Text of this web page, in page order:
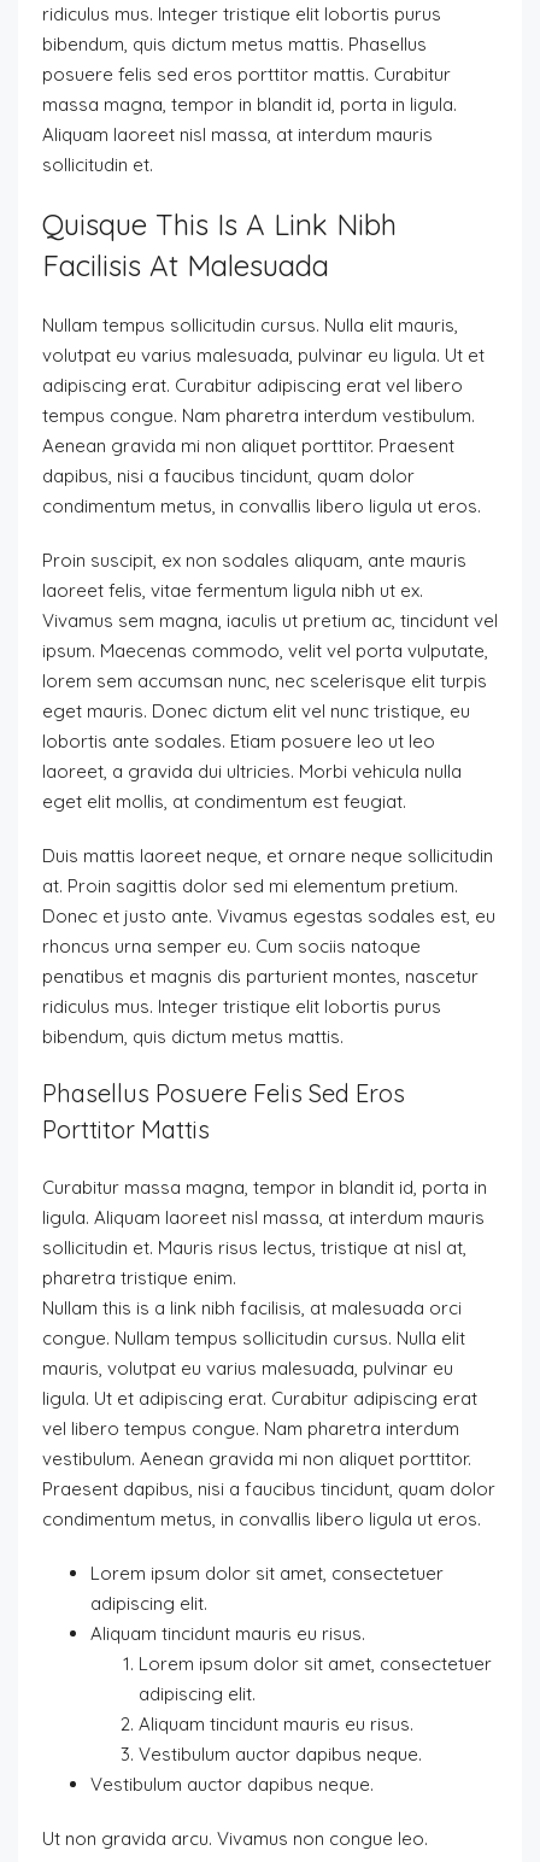
ridiculus mus. Integer tristique elit lobortis purus
bibendum, quis dictum metus mattis. Phasellus
posuere felis sed eros porttitor mattis. Curabitur
massa magna, tempor in blandit id, porta in ligula.
Aliquam laoreet nisl massa, at interdum mauris
sollicitudin et.
Quisque This Is A Link Nibh
Facilisis At Malesuada
Nullam tempus sollicitudin cursus. Nulla elit mauris,
volutpat eu varius malesuada, pulvinar eu ligula. Ut et
adipiscing erat. Curabitur adipiscing erat vel libero
tempus congue. Nam pharetra interdum vestibulum.
Aenean gravida mi non aliquet porttitor. Praesent
dapibus, nisi a faucibus tincidunt, quam dolor
condimentum metus, in convallis libero ligula ut eros.
Proin suscipit, ex non sodales aliquam, ante mauris
laoreet felis, vitae fermentum ligula nibh ut ex.
Vivamus sem magna, iaculis ut pretium ac, tincidunt vel
ipsum. Maecenas commodo, velit vel porta vulputate,
lorem sem accumsan nunc, nec scelerisque elit turpis
eget mauris. Donec dictum elit vel nunc tristique, eu
lobortis ante sodales. Etiam posuere leo ut leo
laoreet, a gravida dui ultricies. Morbi vehicula nulla
eget elit mollis, at condimentum est feugiat.
Duis mattis laoreet neque, et ornare neque sollicitudin
at. Proin sagittis dolor sed mi elementum pretium.
Donec et justo ante. Vivamus egestas sodales est, eu
rhoncus urna semper eu. Cum sociis natoque
penatibus et magnis dis parturient montes, nascetur
ridiculus mus. Integer tristique elit lobortis purus
bibendum, quis dictum metus mattis.
Phasellus Posuere Felis Sed Eros
Porttitor Mattis
Curabitur massa magna, tempor in blandit id, porta in
ligula. Aliquam laoreet nisl massa, at interdum mauris
sollicitudin et. Mauris risus lectus, tristique at nisl at,
pharetra tristique enim.
Nullam this is a link nibh facilisis, at malesuada orci
congue. Nullam tempus sollicitudin cursus. Nulla elit
mauris, volutpat eu varius malesuada, pulvinar eu
ligula. Ut et adipiscing erat. Curabitur adipiscing erat
vel libero tempus congue. Nam pharetra interdum
vestibulum. Aenean gravida mi non aliquet porttitor.
Praesent dapibus, nisi a faucibus tincidunt, quam dolor
condimentum metus, in convallis libero ligula ut eros.
Lorem ipsum dolor sit amet, consectetuer
adipiscing elit.
Aliquam tincidunt mauris eu risus.
Lorem ipsum dolor sit amet, consectetuer
adipiscing elit.
Aliquam tincidunt mauris eu risus.
Vestibulum auctor dapibus neque.
Vestibulum auctor dapibus neque.
Ut non gravida arcu. Vivamus non congue leo.